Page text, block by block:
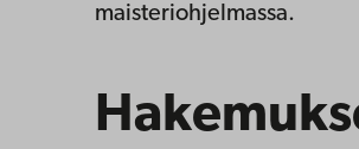
maisteriohjelmassa.